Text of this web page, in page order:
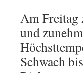
Am Freitag
und
Schwach